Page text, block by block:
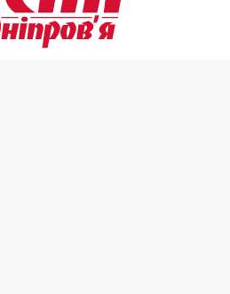
водної безпеки